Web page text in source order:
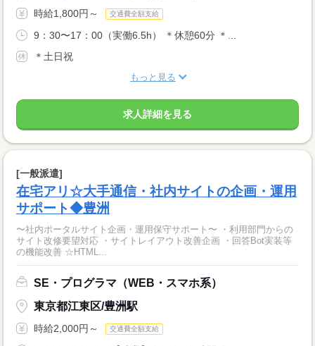
時給1,800円～ 交通費全額支給
9：30〜17：00（実働6.5h） ＊休憩60分 ＊...
＊土日祝
もっと見る
求人詳細を見る
[一般派遣]
在宅アリ☆大手通信・社内サイトの企画・運用
サポート◆豊洲
〜社内ポータルサイト企画・運用保守サポート〜 ・利用部門からの
サイト改修要望対応 ・サイトレイアウト改善企画 ・回答Bot実装等
の機能改善 ☆HTML...
SE・プログラマ（WEB・スマホ系）
東京都江東区/豊洲駅
時給2,000円～ 交通費全額支給